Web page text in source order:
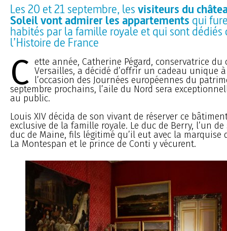
Les 20 et 21 septembre, lesvisiteurs du
Soleil vont admirer les appartements qui
habités par la famille royale et qui sont dédiés
l’Histoire de France
C ette année, Catherine Pégard, conservatrice du
Versailles, a décidé d’offrir un cadeau unique
l’occasion des Journées européennes du
septembre prochains, l’aile du Nord sera
au public.
Louis XIV décida de son vivant de réserver ce
exclusive de la famille royale. Le duc de Berry, l’un
duc de Maine, fils légitimé qu’il eut avec la marquise
La Montespan et le prince de Conti y vécurent.